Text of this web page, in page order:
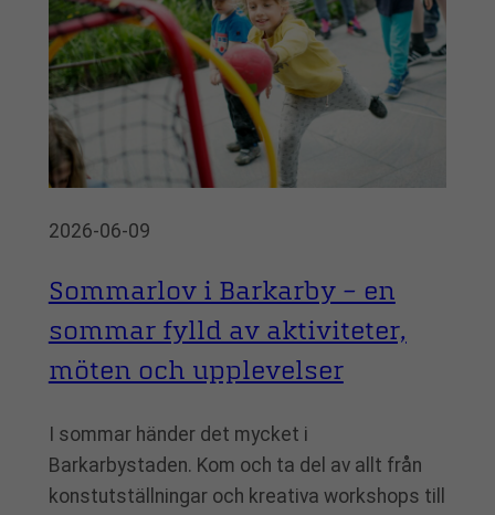
2026-06-09
Sommarlov i Barkarby – en
sommar fylld av aktiviteter,
möten och upplevelser
I sommar händer det mycket i
Barkarbystaden. Kom och ta del av allt från
konstutställningar och kreativa workshops till